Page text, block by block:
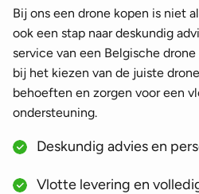
Bij ons een drone kopen is niet
ook een stap naar deskundig
service van een Belgische
bij het kiezen van de juiste
behoeften en zorgen voor een
ondersteuning.
Deskundig advies en
Vlotte levering en